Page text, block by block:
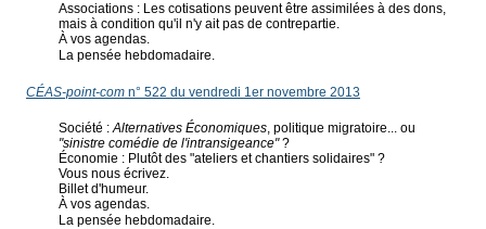
Associations : Les cotisations peuvent être assimilées à des dons,
mais à condition qu'il n'y ait pas de contrepartie.
À vos agendas.
La pensée hebdomadaire.
CÉAS-point-comn° 522 du vendredi 1er novembre 2013
Société :Alternatives Économiques, politique migratoire... ou
"sinistre comédie de l'intransigeance"?
Économie : Plutôt des "ateliers et chantiers solidaires" ?
Vous nous écrivez.
Billet d'humeur.
À vos agendas.
La pensée hebdomadaire.